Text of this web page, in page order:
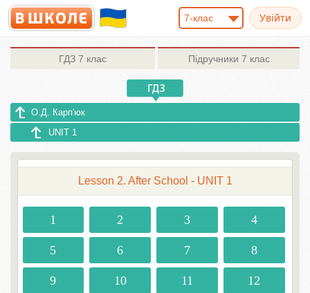
7-клас
ГДЗ 7 клас Підручники 7 клас
О.Д. Карп'юк
UNIT 1
Lesson 2. After School - UNIT 1
1 2 3 4
5 6 7 8
9 10 11 12